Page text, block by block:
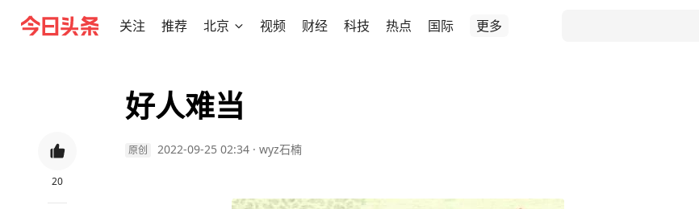
关注 推荐 北京 视频 财经 科技 热点 国际 更多
20
好人难当
原创 2022-09-25 02:34 · wyz石楠